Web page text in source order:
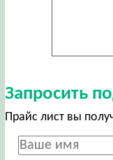
Запросить
Прайс лист вы